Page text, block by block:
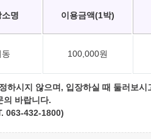
명 이용금액(1박)
동 100,000원
하시지 않으며, 입장하실 때 둘러보시
바랍니다.
063-432-1800)